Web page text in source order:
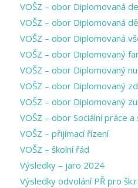
VOŠZ – obor Diplomovaná
VOŠZ – obor Diplomovaná
VOŠZ – obor Diplomovaná
VOŠZ – obor Diplomovaný
VOŠZ – obor Diplomovaný
VOŠZ – obor Diplomovaný
VOŠZ – obor Diplomovaný
VOŠZ – obor Sociální práce
VOŠZ – přijímací řízení
VOŠZ – školní řád
Výsledky – jaro 2024
Výsledky odvolání PŘ pro